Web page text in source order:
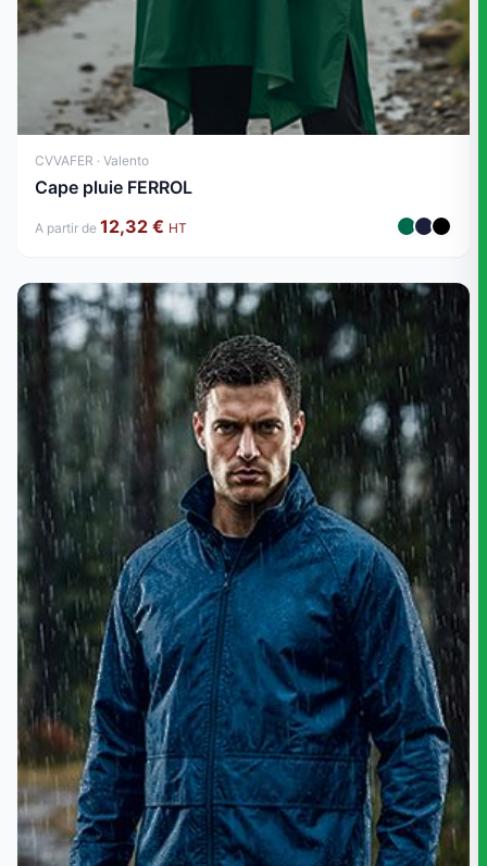
CVVAFER · Valento
Cape pluie FERROL
A partir de 12,32 € HT